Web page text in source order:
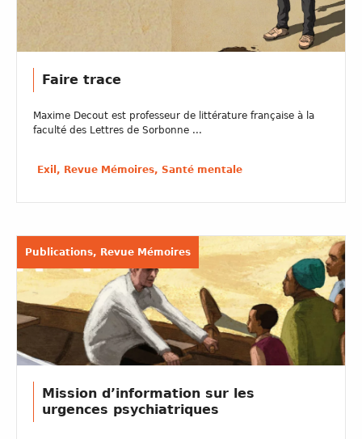
Faire trace
Maxime Decout est professeur de littérature française à la
faculté des Lettres de Sorbonne ...
Exil, Revue Mémoires, Santé mentale
Publications, Revue Mémoires
Mission d’information sur les
urgences psychiatriques